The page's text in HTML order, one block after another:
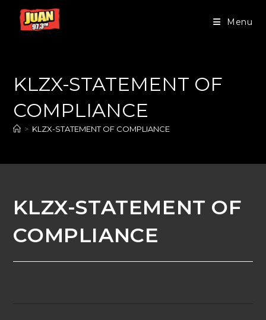
Menu
KLZX-STATEMENT OF
COMPLIANCE
> KLZX-STATEMENT OF COMPLIANCE
KLZX-STATEMENT OF
COMPLIANCE